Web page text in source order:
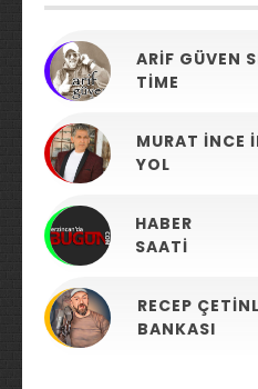
ARIF GÜVEN
TIME
MURAT İNCE
YOL
HABER
SAATI
RECEP
BANKASI